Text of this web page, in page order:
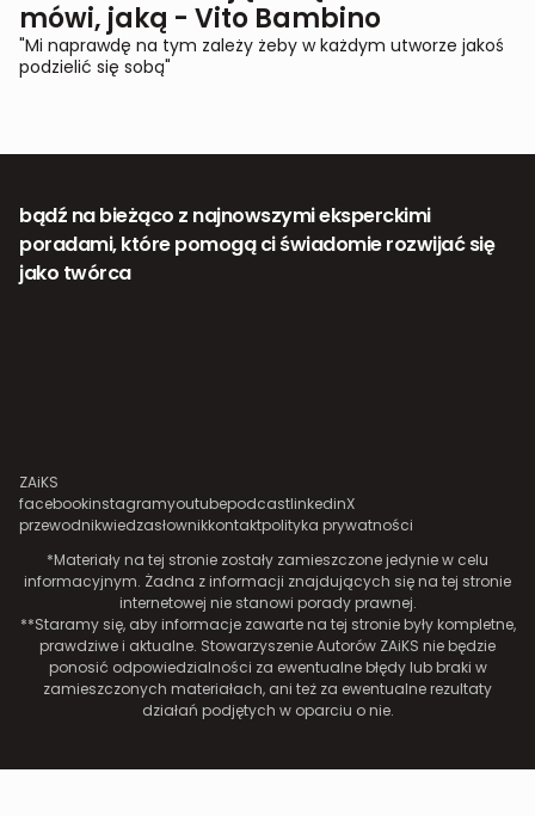
mówi, jaką - Vito Bambino
"Mi naprawdę na tym zależy żeby w każdym utworze jakoś
podzielić się sobą"
bądź na bieżąco z najnowszymi eksperckimi
poradami, które pomogą ci świadomie rozwijać się
jako twórca
ZAiKS
facebookinstagramyoutubepodcastlinkedinX
przewodnikwiedzasłownikkontaktpolityka prywatności
*Materiały na tej stronie zostały zamieszczone jedynie w celu
informacyjnym. Żadna z informacji znajdujących się na tej stronie
internetowej nie stanowi porady prawnej.
**Staramy się, aby informacje zawarte na tej stronie były kompletne,
prawdziwe i aktualne. Stowarzyszenie Autorów ZAiKS nie będzie
ponosić odpowiedzialności za ewentualne błędy lub braki w
zamieszczonych materiałach, ani też za ewentualne rezultaty
działań podjętych w oparciu o nie.